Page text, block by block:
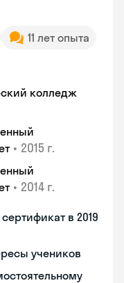
11 лет опыта
колледж
• 2015 г.
• 2014 г.
в 2019
учеников